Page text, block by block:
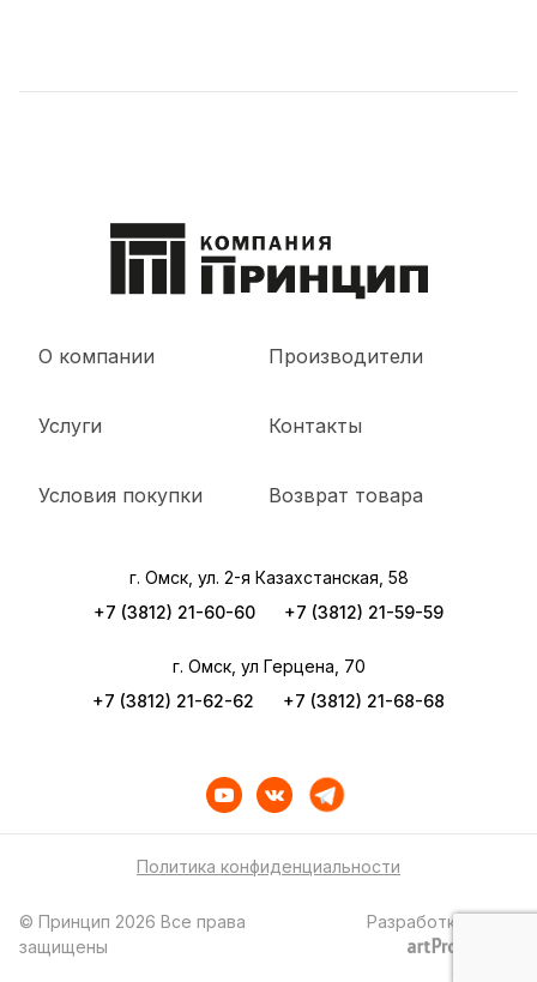
О компании
Услуги
Условия покупки
Производители
Контакты
Возврат товара
г. Омск, ул. 2-я Казахстанская, 58
+7 (3812) 21-60-60
+7 (3812) 21-59-59
г. Омск, ул Герцена, 70
+7 (3812) 21-62-62
+7 (3812) 21-68-68
Политика конфиденциальности
© Принцип 2026 Все права
защищены
Разработка сайта